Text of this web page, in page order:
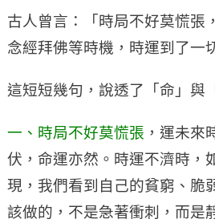
古人曾言：「時局不好莫慌張
念經拜佛等時機，時運到了一
這短短幾句，說透了「命」與
一、時局不好莫慌張 ，運未來
伏，命運亦然。時運不濟時，
現，我們看到自己的貧窮、脆
該做的，不是急著衝刺，而是